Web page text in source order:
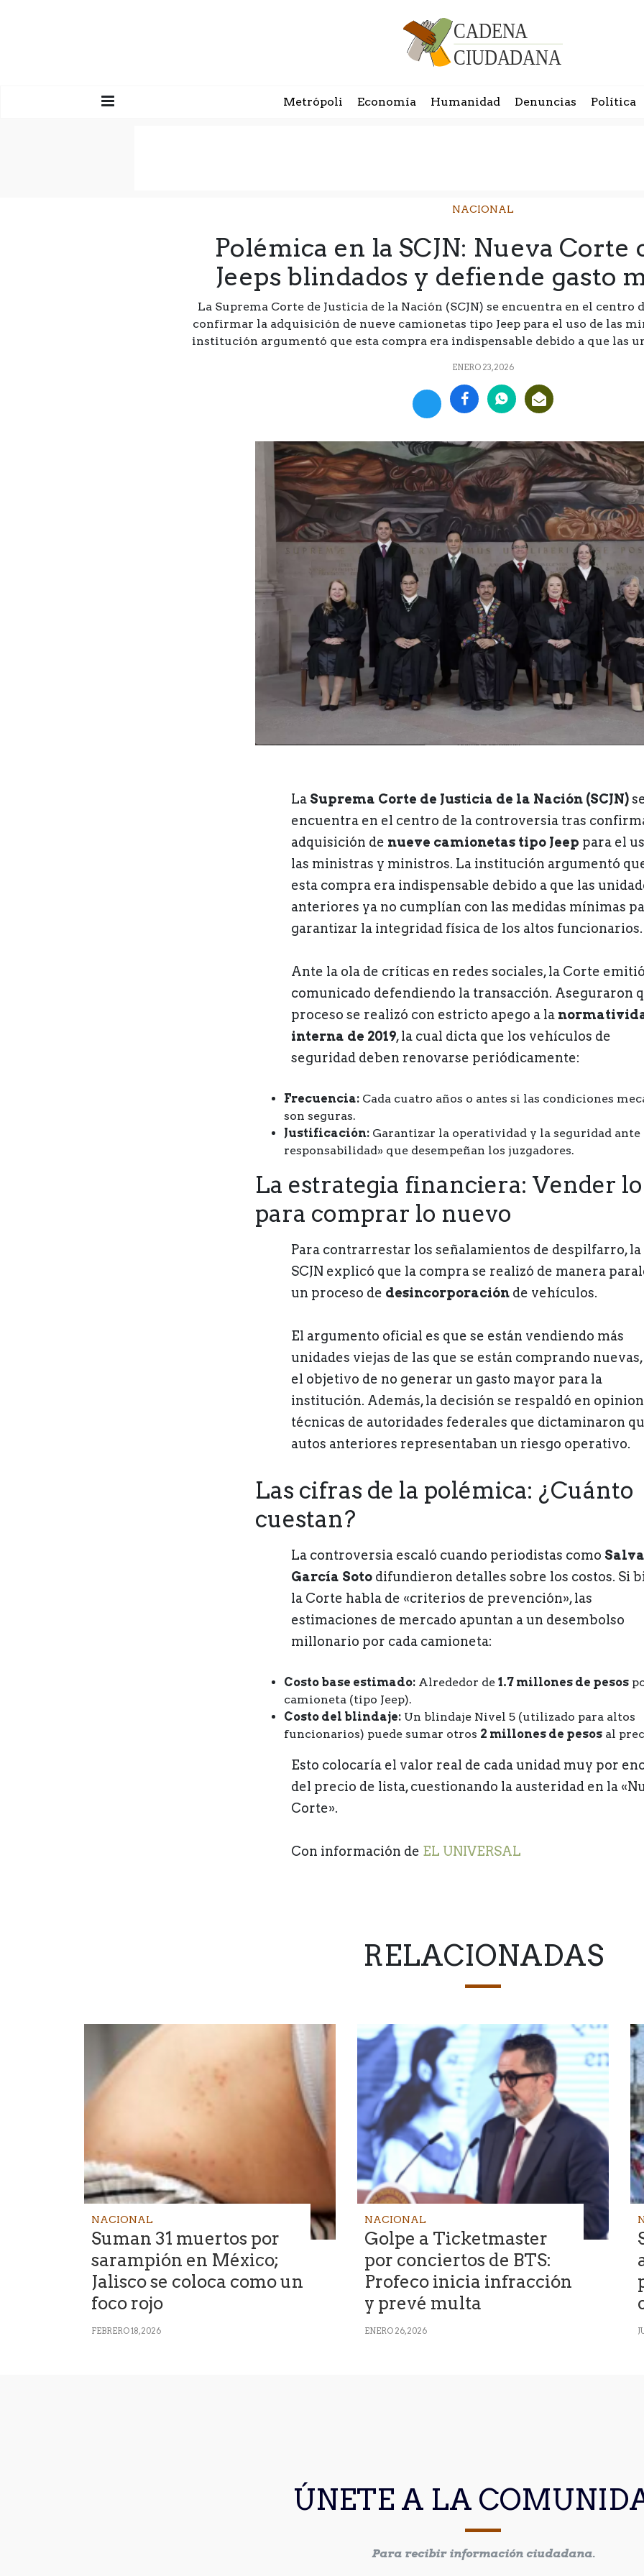
Metrópoli Economía Humanidad Denuncias Política
NACIONAL
Polémica en la SCJN: Nueva Corte
Jeeps blindados y defiende gasto
La Suprema Corte de Justicia de la Nación (SCJN) se encuentra en el centro
confirmar la adquisición de nueve camionetas tipo Jeep para el uso de las
institución argumentó que esta compra era indispensable debido a que las
ENERO 23, 2026
La Suprema Corte de Justicia de la Nación (SCJN)
encuentra en el centro de la controversia tras
adquisición de nueve camionetas tipo Jeep para el
las ministras y ministros. La institución argumentó
esta compra era indispensable debido a que las
anteriores ya no cumplían con las medidas mínimas
garantizar la integridad física de los altos funcionarios.
Ante la ola de críticas en redes sociales, la Corte
comunicado defendiendo la transacción. Aseguraron
proceso se realizó con estricto apego a la
interna de 2019, la cual dicta que los vehículos de
seguridad deben renovarse periódicamente:
Frecuencia:Cada cuatro años o antes si las condiciones
son seguras.
Justificación:Garantizar la operatividad y la seguridad ante
responsabilidad» que desempeñan los juzgadores.
La estrategia financiera: Vender
para comprar lo nuevo
Para contrarrestar los señalamientos de despilfarro, la
SCJN explicó que la compra se realizó de manera
un proceso de desincorporaciónde vehículos.
El argumento oficial es que se están vendiendo más
unidades viejas de las que se están comprando
el objetivo de no generar un gasto mayor para la
institución. Además, la decisión se respaldó en
técnicas de autoridades federales que dictaminaron
autos anteriores representaban un riesgo operativo.
Las cifras de la polémica: ¿Cuánto
cuestan?
La controversia escaló cuando periodistas como
García Sotodifundieron detalles sobre los costos. Si
la Corte habla de «criterios de prevención», las
estimaciones de mercado apuntan a un desembolso
millonario por cada camioneta:
Costo base estimado:Alrededor de 1.7 millones de pesos
camioneta (tipo Jeep).
Costo del blindaje:Un blindaje Nivel 5 (utilizado para altos
funcionarios) puede sumar otros 2 millones de pesosal
Esto colocaría el valor real de cada unidad muy por
del precio de lista, cuestionando la austeridad en la
Corte».
Con información de EL UNIVERSAL
RELACIONADAS
NACIONAL
Suman 31 muertos por
sarampión en México;
Jalisco se coloca como un
foco rojo
FEBRERO 18, 2026
NACIONAL
Golpe a Ticketmaster
por conciertos de BTS:
Profeco inicia infracción
y prevé multa
ENERO 26, 2026
ÚNETE A LA
Para recibir información ciudadana.